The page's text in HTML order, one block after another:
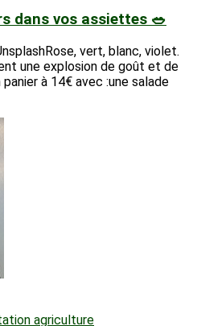
dans vos assiettes 🥗
vert, blanc, violet.
une explosion de goût et de
à 14€ avec :une salade
agriculture